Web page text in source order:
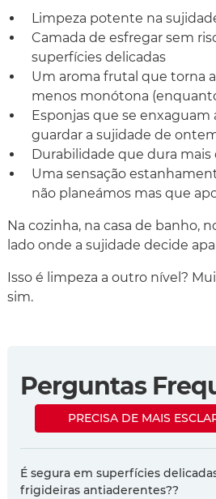
Limpeza potente na
Camada de esfregar sem
superfícies delicadas
Um aroma frutal que torna
menos monótona
Esponjas que se enxaguam
guardar a sujidade de
Durabilidade que dura mais
Uma sensação
não planeámos mas que
Na cozinha, na casa de banho,
lado onde a sujidade decide
Isso é limpeza a outro nível?
sim.
Perguntas
PRECISA DE MAIS
É segura em superfícies
frigideiras antiaderentes??